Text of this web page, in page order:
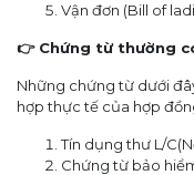
Vận đơn (Bill of
👉 Chứng từ thường
Những chứng từ dưới
hợp thực tế của hợp
Tín dụng thư L/
Chứng từ bảo